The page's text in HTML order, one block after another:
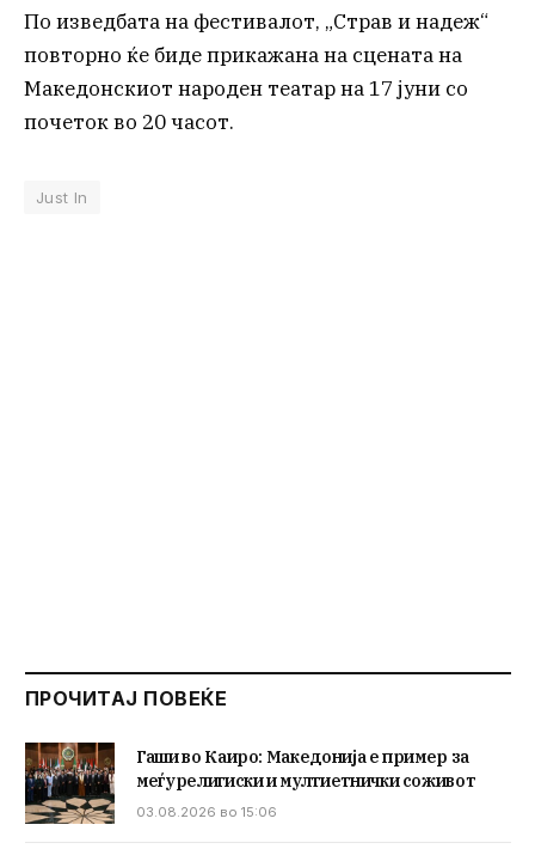
По изведбата на фестивалот, „Страв и надеж“
повторно ќе биде прикажана на сцената на
Македонскиот народен театар на 17 јуни со
почеток во 20 часот.
Just In
ПРОЧИТАЈ ПОВЕЌЕ
Гаши во Каиро: Македонија е пример за
меѓурелигиски и мултиетнички соживот
03.08.2026 во 15:06